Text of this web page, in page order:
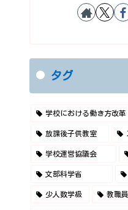
タグ
学校における働き方改革
放課後子供教室
学校運営協議会
文部科学省
少人数学級 教職